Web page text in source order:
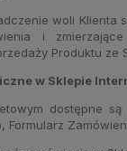
woli Klienta
i
Produktu ze
w Sklepie
dostępne są
Formularz